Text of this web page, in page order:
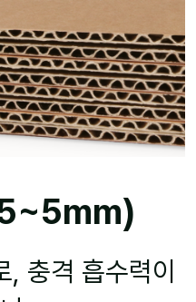
충격 흡수력이